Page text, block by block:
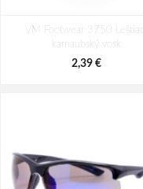
white-red 1 pár
9,41 €
VM Footwear 3750 Leštiaci
karnaubský vosk
2,39 €